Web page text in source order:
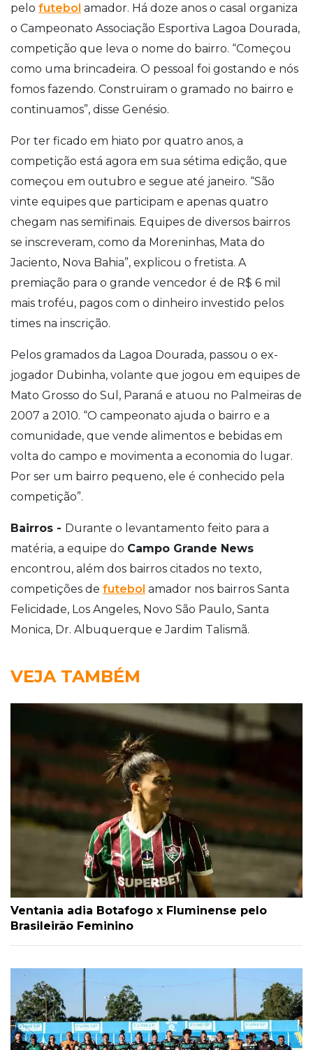
pelo futebol amador. Há doze anos o casal organiza
o Campeonato Associação Esportiva Lagoa Dourada,
competição que leva o nome do bairro. “Começou
como uma brincadeira. O pessoal foi gostando e nós
fomos fazendo. Construiram o gramado no bairro e
continuamos”, disse Genésio.
Por ter ficado em hiato por quatro anos, a
competição está agora em sua sétima edição, que
começou em outubro e segue até janeiro. “São
vinte equipes que participam e apenas quatro
chegam nas semifinais. Equipes de diversos bairros
se inscreveram, como da Moreninhas, Mata do
Jaciento, Nova Bahia”, explicou o fretista. A
premiação para o grande vencedor é de R$ 6 mil
mais troféu, pagos com o dinheiro investido pelos
times na inscrição.
Pelos gramados da Lagoa Dourada, passou o ex-
jogador Dubinha, volante que jogou em equipes de
Mato Grosso do Sul, Paraná e atuou no Palmeiras de
2007 a 2010. “O campeonato ajuda o bairro e a
comunidade, que vende alimentos e bebidas em
volta do campo e movimenta a economia do lugar.
Por ser um bairro pequeno, ele é conhecido pela
competição”.
Bairros - Durante o levantamento feito para a
matéria, a equipe do Campo Grande News
encontrou, além dos bairros citados no texto,
competições de futebol amador nos bairros Santa
Felicidade, Los Angeles, Novo São Paulo, Santa
Monica, Dr. Albuquerque e Jardim Talismã.
VEJA TAMBÉM
Ventania adia Botafogo x Fluminense pelo
Brasileirão Feminino